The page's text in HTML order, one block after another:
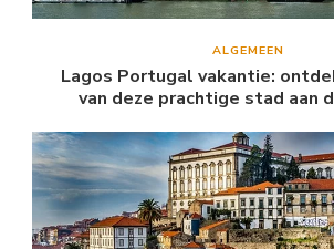
ALGEMEEN
Lagos Portugal vakantie:
van deze prachtige stad aan